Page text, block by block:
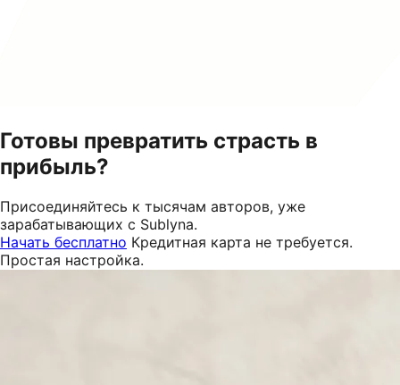
Готовы превратить страсть в
прибыль?
Присоединяйтесь к тысячам авторов, уже
зарабатывающих с Sublyna.
Начать бесплатно Кредитная карта не требуется.
Простая настройка.